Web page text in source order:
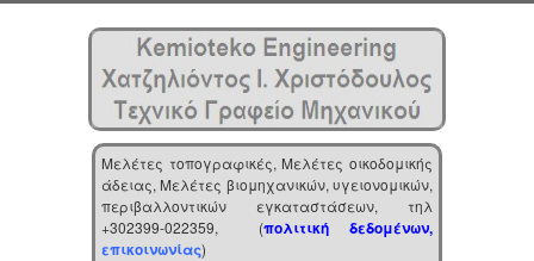
Μελέτες τοπογραφικές, Μελέτες οικοδομικής
άδειας, Μελέτες βιομηχανικών, υγειονομικών,
περιβαλλοντικών εγκαταστάσεων, τηλ
+302399-022359, (πολιτική δεδομένων,
επικοινωνίας)